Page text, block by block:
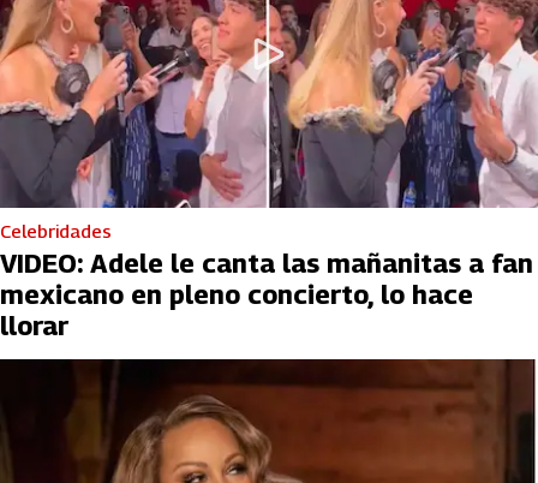
Celebridades
VIDEO: Adele le canta las mañanitas a fan
mexicano en pleno concierto, lo hace
llorar